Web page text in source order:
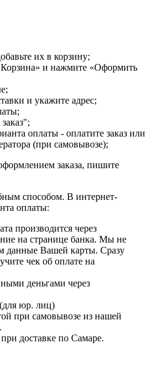
их в корзину;
и нажмите «Оформить
и укажите адрес;
оплаты - оплатите заказ или
(при самовывозе);
заказа, пишите
способом. В интернет-
оплаты:
производится через
на странице банка. Мы не
данные Вашей карты. Сразу
чек об оплате на
деньгами через
юр. лиц)
при самовывозе из нашей
доставке по Самаре.